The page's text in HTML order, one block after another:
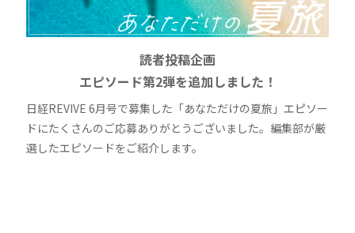
読者投稿企画
エピソード第2弾を追加しました！
日経REVIVE 6月号で募集した「あなただけの夏旅」エピソー
ドにたくさんのご応募ありがとうございました。編集部が厳
選したエピソードをご紹介します。